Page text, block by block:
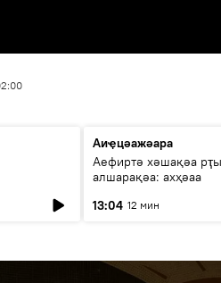
Аиҿцәажәара
Аефиртә хәшақәа
алшарақәа: ахҳәаа
13:04 12 мин